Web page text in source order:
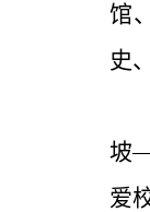
馆
史
坡
爱